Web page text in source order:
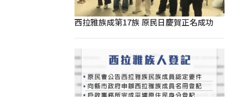
西拉雅族成第17族 原民日慶賀正名成功